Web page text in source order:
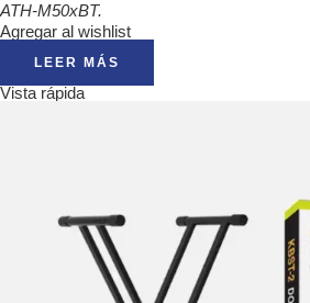
ATH-M50xBT.
Agregar al wishlist
LEER MÁS
Vista rápida